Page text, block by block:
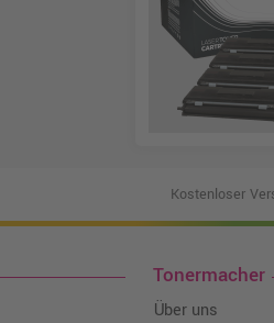
Kostenloser
Tonermacher
Über uns